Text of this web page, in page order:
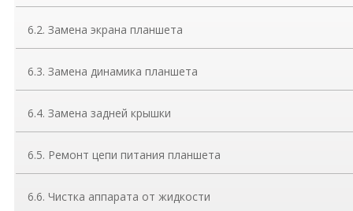
6.2. Замена экрана планшета
6.3. Замена динамика планшета
6.4. Замена задней крышки
6.5. Ремонт цепи питания планшета
6.6. Чистка аппарата от жидкости